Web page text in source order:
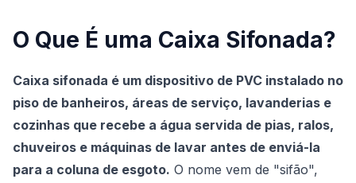
O Que É uma Caixa Sifonada?
Caixa sifonada é um dispositivo de PVC instalado no
piso de banheiros, áreas de serviço, lavanderias e
cozinhas que recebe a água servida de pias, ralos,
chuveiros e máquinas de lavar antes de enviá-la
para a coluna de esgoto. O nome vem de "sifão",